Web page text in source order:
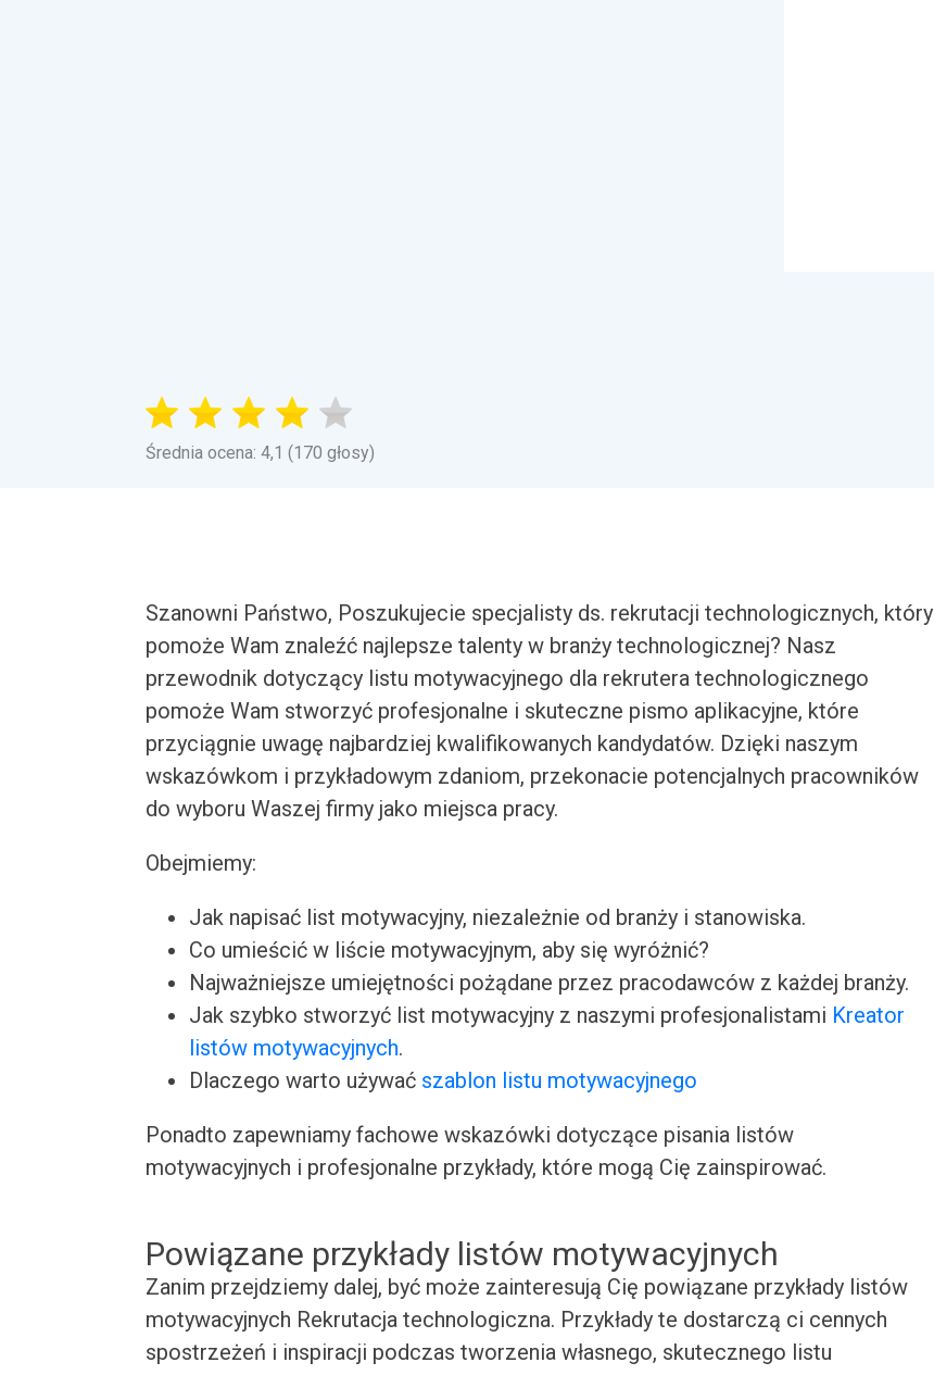
Średnia ocena: 4,1 (170 głosy)
Szanowni Państwo, Poszukujecie specjalisty ds. rekrutacji technologicznych, który
pomoże Wam znaleźć najlepsze talenty w branży technologicznej? Nasz
przewodnik dotyczący listu motywacyjnego dla rekrutera technologicznego
pomoże Wam stworzyć profesjonalne i skuteczne pismo aplikacyjne, które
przyciągnie uwagę najbardziej kwalifikowanych kandydatów. Dzięki naszym
wskazówkom i przykładowym zdaniom, przekonacie potencjalnych pracowników
do wyboru Waszej firmy jako miejsca pracy.
Obejmiemy:
Jak napisać list motywacyjny, niezależnie od branży i stanowiska.
Co umieścić w liście motywacyjnym, aby się wyróżnić?
Najważniejsze umiejętności pożądane przez pracodawców z każdej branży.
Jak szybko stworzyć list motywacyjny z naszymi profesjonalistami Kreator
listów motywacyjnych.
Dlaczego warto używać szablon listu motywacyjnego
Ponadto zapewniamy fachowe wskazówki dotyczące pisania listów
motywacyjnych i profesjonalne przykłady, które mogą Cię zainspirować.
Powiązane przykłady listów motywacyjnych
Zanim przejdziemy dalej, być może zainteresują Cię powiązane przykłady listów
motywacyjnych Rekrutacja technologiczna. Przykłady te dostarczą ci cennych
spostrzeżeń i inspiracji podczas tworzenia własnego, skutecznego listu